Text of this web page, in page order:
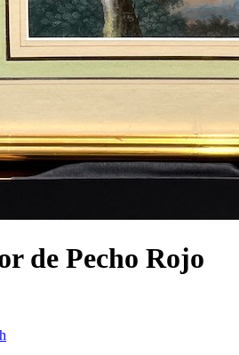
de Pecho Rojo